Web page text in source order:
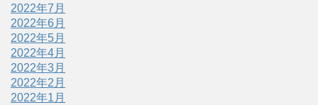
2022年7月
2022年6月
2022年5月
2022年4月
2022年3月
2022年2月
2022年1月